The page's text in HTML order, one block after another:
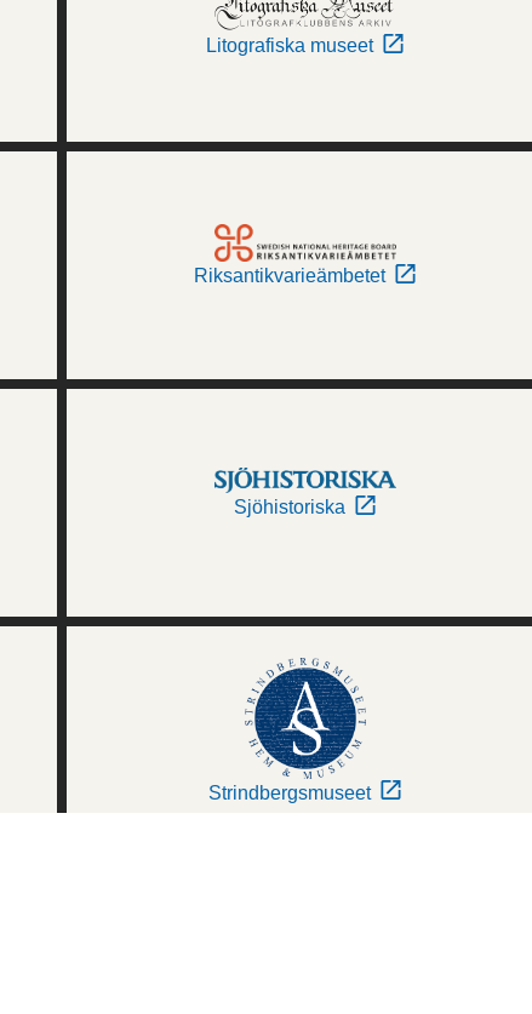
Litografiska museet
Riksantikvarieämbetet
Sjöhistoriska
Strindbergsmuseet